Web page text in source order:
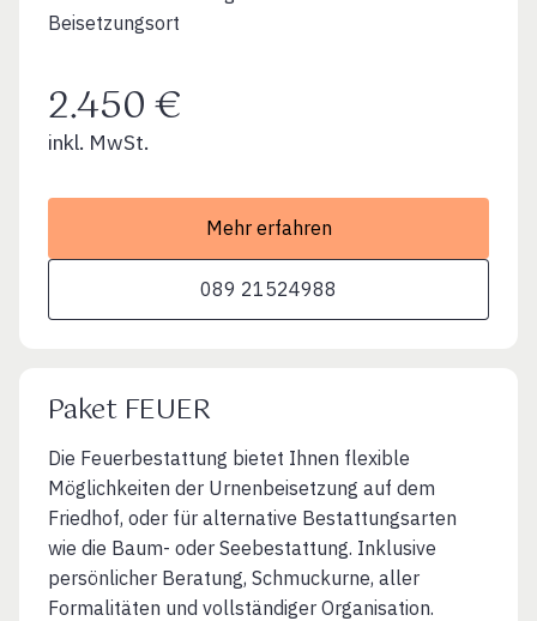
Beisetzungsort
2.450 €
inkl. MwSt.
Mehr erfahren
089 21524988
Paket FEUER
Die Feuerbestattung bietet Ihnen flexible
Möglichkeiten der Urnenbeisetzung auf dem
Friedhof, oder für alternative Bestattungsarten
wie die Baum- oder Seebestattung. Inklusive
persönlicher Beratung, Schmuckurne, aller
Formalitäten und vollständiger Organisation.